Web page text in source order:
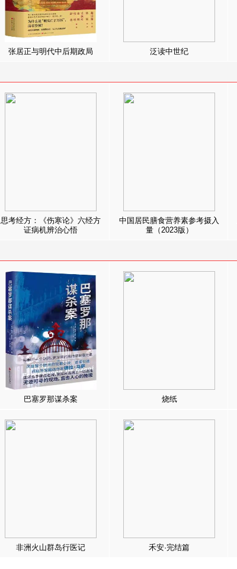
张居正与明代中后期政局 泛读中世纪
思考经方：《伤寒论》六经方
证病机辨治心悟
中国居民膳食营养素参考摄入
量（2023版）
巴塞罗那谋杀案 烧纸
非洲火山群岛行医记 禾安·完结篇